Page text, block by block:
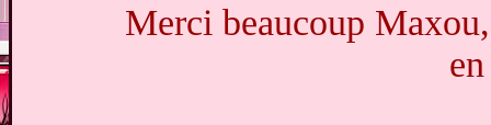
Merci beaucoup